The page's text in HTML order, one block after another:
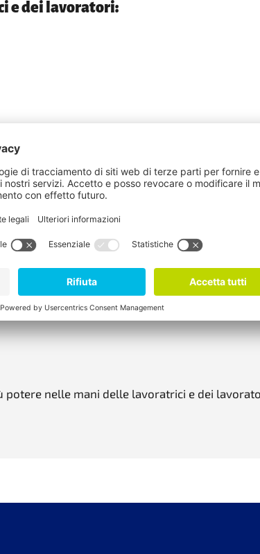
e dei lavoratori:
potere nelle mani delle lavoratrici e dei